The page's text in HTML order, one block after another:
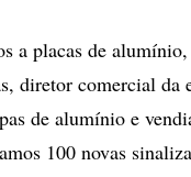
a placas de
diretor comercial da
de alumínio e
100 novas